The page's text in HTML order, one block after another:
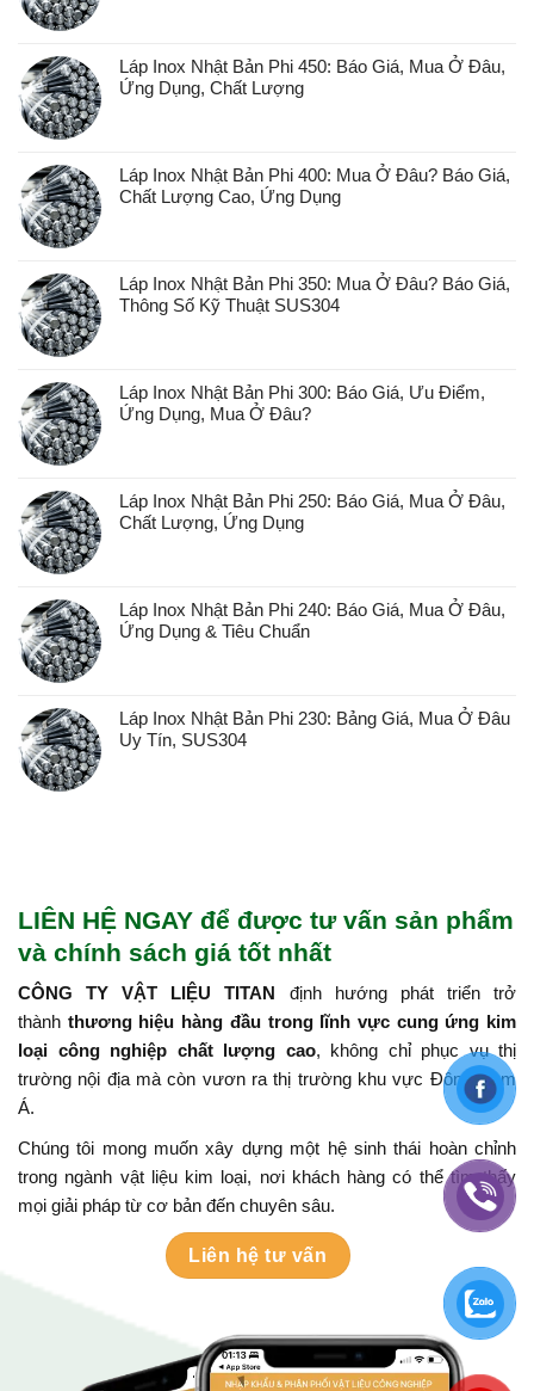
Láp Inox Nhật Bản Phi 450: Báo Giá, Mua Ở Đâu,
Ứng Dụng, Chất Lượng
Láp Inox Nhật Bản Phi 400: Mua Ở Đâu? Báo Giá,
Chất Lượng Cao, Ứng Dụng
Láp Inox Nhật Bản Phi 350: Mua Ở Đâu? Báo Giá,
Thông Số Kỹ Thuật SUS304
Láp Inox Nhật Bản Phi 300: Báo Giá, Ưu Điểm,
Ứng Dụng, Mua Ở Đâu?
Láp Inox Nhật Bản Phi 250: Báo Giá, Mua Ở Đâu,
Chất Lượng, Ứng Dụng
Láp Inox Nhật Bản Phi 240: Báo Giá, Mua Ở Đâu,
Ứng Dụng & Tiêu Chuẩn
Láp Inox Nhật Bản Phi 230: Bảng Giá, Mua Ở Đâu
Uy Tín, SUS304
LIÊN HỆ NGAY để được tư vấn sản phẩm
và chính sách giá tốt nhất
CÔNG TY VẬT LIỆU TITAN định hướng phát triển trở
thành thương hiệu hàng đầu trong lĩnh vực cung ứng kim
loại công nghiệp chất lượng cao, không chỉ phục vụ thị
trường nội địa mà còn vươn ra thị trường khu vực Đông Nam
Á.
Chúng tôi mong muốn xây dựng một hệ sinh thái hoàn chỉnh
trong ngành vật liệu kim loại, nơi khách hàng có thể tìm thấy
mọi giải pháp từ cơ bản đến chuyên sâu.
Liên hệ tư vấn